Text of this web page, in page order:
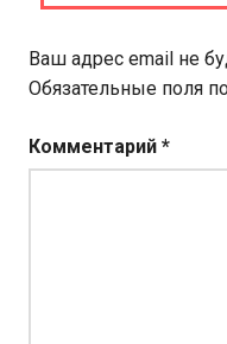
Ваш адрес email не
Обязательные поля
Комментарий *